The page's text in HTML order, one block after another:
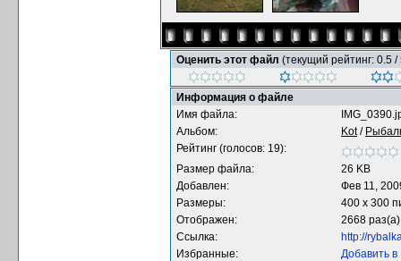
Оценить этот файл (текущий рейтинг: 0.5 /
Информация о файле
Имя файла:
Альбом:
Kot/
Рейтинг (голосов: 19):
Размер файла:
26 KB
Добавлен:
Фев 11,
Размеры:
400 x 300
Отображен:
2668 раз(а)
Ссылка:
http://
Избранные:
Добавить